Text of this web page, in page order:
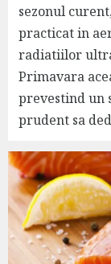
sezonul
practicat in
radiatiilor
Primavara
prevestind un
prudent sa